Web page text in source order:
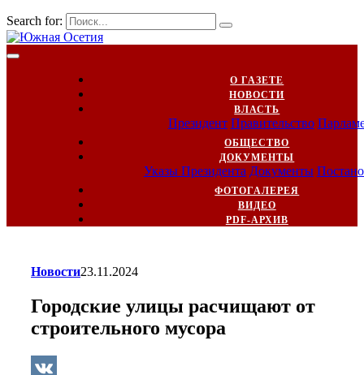
Search for:
О ГАЗЕТЕ
НОВОСТИ
ВЛАСТЬ
Президент Правительство
ОБЩЕСТВО
ДОКУМЕНТЫ
Указы Президента Документы
ФОТОГАЛЕРЕЯ
ВИДЕО
PDF-АРХИВ
Новости23.11.2024
Городские улицы расчищают от
строительного мусора